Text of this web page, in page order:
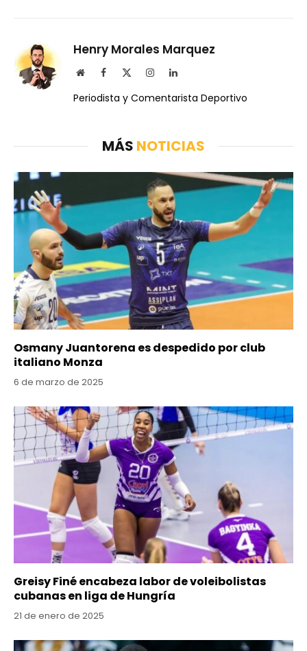
Henry Morales Marquez
WebsiteFacebook InstagramLinkedIn
Periodista y Comentarista Deportivo
MÁS NOTICIAS
Osmany Juantorena es despedido por club
italiano Monza
6 de marzo de 2025
Greisy Finé encabeza labor de voleibolistas
cubanas en liga de Hungría
21 de enero de 2025